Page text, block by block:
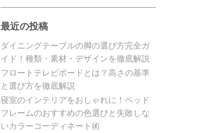
最近の投稿
ダイニングテーブルの脚の選び方完全ガ
イド！種類・素材・デザインを徹底解説
フロートテレビボードとは？高さの基準
と選び方を徹底解説
寝室のインテリアをおしゃれに！ベッド
フレームのおすすめの色選びと失敗しな
いカラーコーディネート術